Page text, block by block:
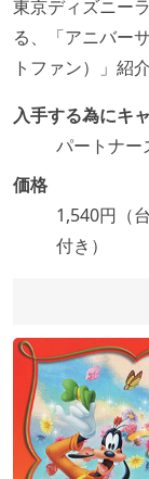
東京ディズニー
る、「アニバー
トファン）」紹
入手する為にキ
パートナー
価格
1,540円（
付き）